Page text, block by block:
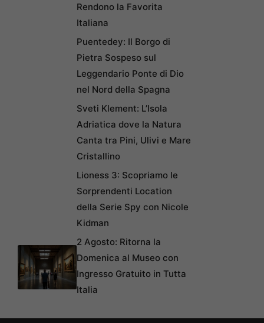
Rendono la Favorita
Italiana
Puentedey: Il Borgo di
Pietra Sospeso sul
Leggendario Ponte di Dio
nel Nord della Spagna
Sveti Klement: L’Isola
Adriatica dove la Natura
Canta tra Pini, Ulivi e Mare
Cristallino
Lioness 3: Scopriamo le
Sorprendenti Location
della Serie Spy con Nicole
Kidman
2 Agosto: Ritorna la
Domenica al Museo con
Ingresso Gratuito in Tutta
Italia